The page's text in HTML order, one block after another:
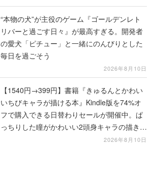
の愛犬「ピチュー」と一緒にのんびりとした
毎日を過ごそう
2026年8月10日
【1540円→399円】書籍『きゅるんとかわい
いちびキャラが描ける本』Kindle版を74%オ
フで購入できる日替わりセールが開催中。ぱ
っちりした瞳がかわいい2頭身キャラの描き方
を学べる1冊
2026年8月10日